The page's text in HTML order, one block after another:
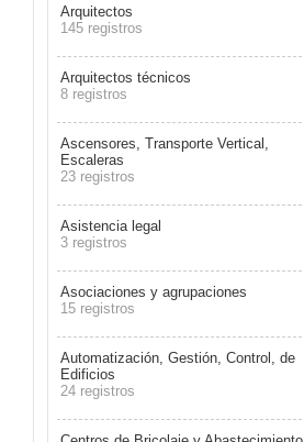
Arquitectos
145 registros
Arquitectos técnicos
8 registros
Ascensores, Transporte Vertical,
Escaleras
23 registros
Asistencia legal
3 registros
Asociaciones y agrupaciones
15 registros
Automatización, Gestión, Control, de
Edificios
24 registros